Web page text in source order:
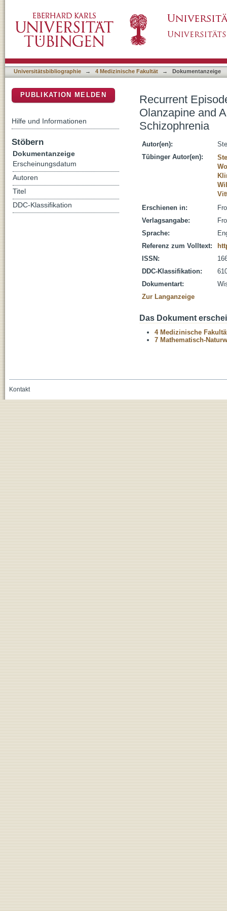
Treatment in a Patient With Schizophrenia
Universitätsbibliographie → 4 Medizinische Fakultät → Dokumentanzeige
Recurrent
Olanzapine and
Schizophrenia
Autor(en):
Tübinger Autor(en):
Erschienen in:
Verlagsangabe:
Sprache:
Referenz zum Volltext:
ISSN:
DDC-Klassifikation:
Dokumentart:
Zur Langanzeige
Das Dokument
4 Medizinische
7 Mathematisch-
PUBLIKATION MELDEN
Hilfe und Informationen
Stöbern
Dokumentanzeige
Erscheinungsdatum
Autoren
Titel
DDC-Klassifikation
Kontakt